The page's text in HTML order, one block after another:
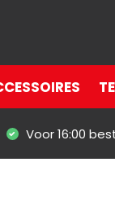
Voor 16:00